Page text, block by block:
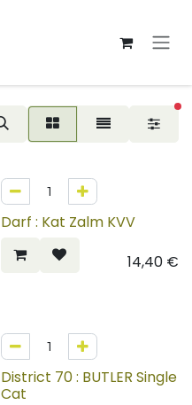
Darf : Kat Zalm KVV
14,40€
District 70 : BUTLER Single
Cat